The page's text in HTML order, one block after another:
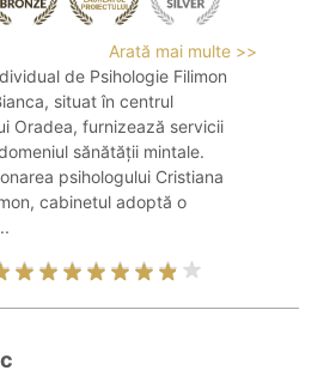
Arată mai multe >>
de Psihologie Filimon
situat în centrul
Oradea, furnizează servicii
sănătății mintale.
psihologului Cristiana
cabinetul adoptă o